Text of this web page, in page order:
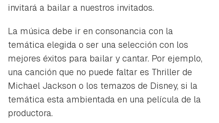
invitará a bailar a nuestros invitados.
La música debe ir en consonancia con la
temática elegida o ser una selección con los
mejores éxitos para bailar y cantar. Por ejemplo,
una canción que no puede faltar es Thriller de
Michael Jackson o los temazos de Disney, si la
temática esta ambientada en una película de la
productora.